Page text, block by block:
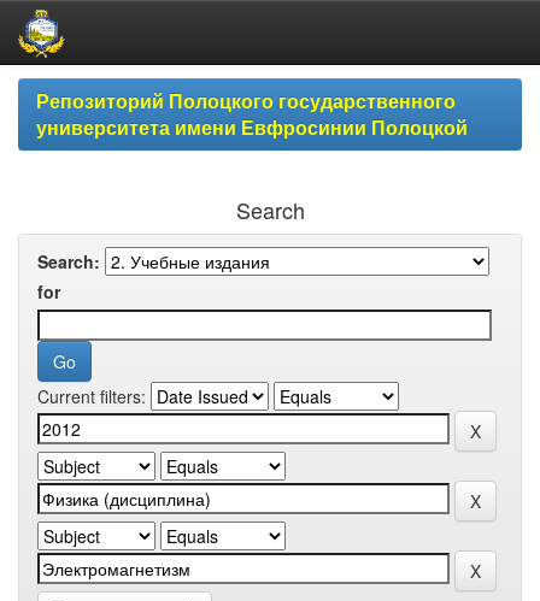
Skip
navigationРепозиторий Полоцкого государственного
университета имени Евфросинии Полоцкой
Search
Search:
for
Current filters: